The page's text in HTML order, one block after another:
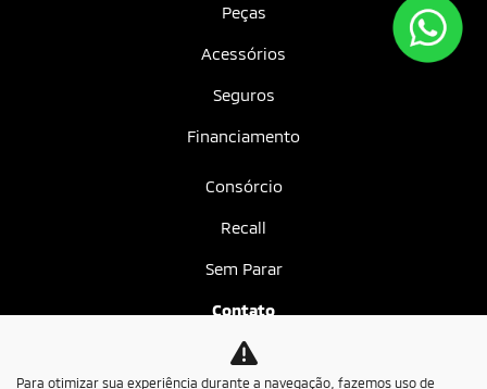
Peças
Acessórios
Seguros
Financiamento
Consórcio
Recall
Sem Parar
Contato
Fale conosco
Para otimizar sua experiência durante a navegação, fazemos uso de